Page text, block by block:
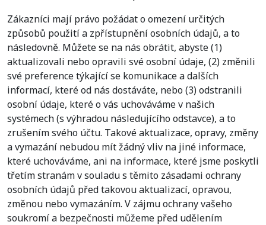
Zákazníci mají právo požádat o omezení určitých
způsobů použití a zpřístupnění osobních údajů, a to
následovně. Můžete se na nás obrátit, abyste (1)
aktualizovali nebo opravili své osobní údaje, (2) změnili
své preference týkající se komunikace a dalších
informací, které od nás dostáváte, nebo (3) odstranili
osobní údaje, které o vás uchováváme v našich
systémech (s výhradou následujícího odstavce), a to
zrušením svého účtu. Takové aktualizace, opravy, změny
a vymazání nebudou mít žádný vliv na jiné informace,
které uchováváme, ani na informace, které jsme poskytli
třetím stranám v souladu s těmito zásadami ochrany
osobních údajů před takovou aktualizací, opravou,
změnou nebo vymazáním. V zájmu ochrany vašeho
soukromí a bezpečnosti můžeme před udělením